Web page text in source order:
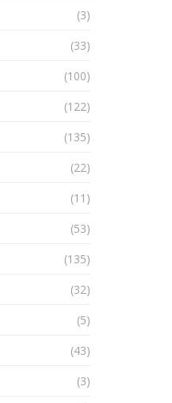
(3)
(33)
(100)
(122)
(135)
(22)
(11)
(53)
(135)
(32)
(5)
(43)
(3)